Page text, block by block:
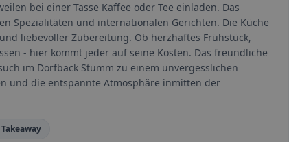
bei einer Tasse Kaffee oder Tee einladen. Das
Spezialitäten und internationalen Gerichten. Die Küche
liebevoller Zubereitung. Ob herzhaftes Frühstück,
- hier kommt jeder auf seine Kosten. Das freundliche
im Dorfbäck Stumm zu einem unvergesslichen
und die entspannte Atmosphäre inmitten der
Takeaway